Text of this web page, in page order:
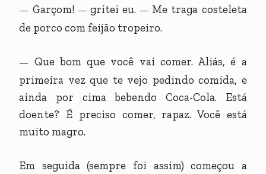
— Garçom! — gritei eu. — Me traga costeleta
de porco com feijão tropeiro.
—
Que bom que você vai comer. Aliás, é a
primeira vez que te vejo pedindo comida, e
ainda por cima bebendo Coca-Cola. Está
doente? É preciso comer, rapaz. Você está
muito magro.
Em seguida (sempre foi assim) começou a